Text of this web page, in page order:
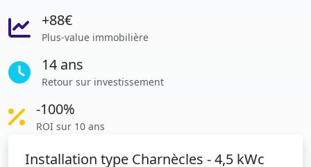
+88€
Plus-value immobilière
14 ans
Retour sur investissement
-100%
ROI sur 10 ans
Installation type Charnècles - 4,5 kWc